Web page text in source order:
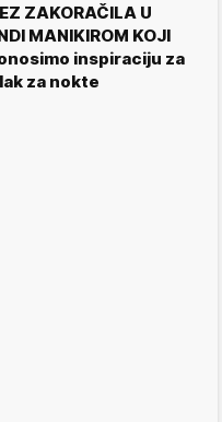
ZAKORAČILA U
MANIKIROM KOJI
inspiraciju za
za nokte